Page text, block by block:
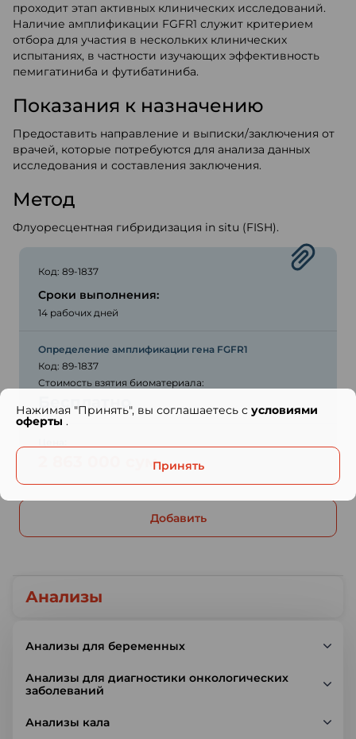
Анализы
Анализы для беременных
Анализы для диагностики онкологических
заболеваний
Анализы кала
проходит этап активных клинических исследований.
Наличие амплификации FGFR1 служит критерием
отбора для участия в нескольких клинических
испытаниях, в частности изучающих эффективность
пемигатиниба и футибатиниба.
Показания к назначению
Предоставить направление и выписки/заключения от
врачей, которые потребуются для анализа данных
исследования и составления заключения.
Метод
Флуоресцентная гибридизация in situ (FISH).
Код: 89-1837
Сроки выполнения:
14 рабочих дней
Определение амплификации гена FGFR1
Код: 89-1837
Стоимость взятия биоматериала:
Бесплатно
2 863 000 сум
Добавить
Нажимая "Принять", вы соглашаетесь с условиями
оферты .
Принять